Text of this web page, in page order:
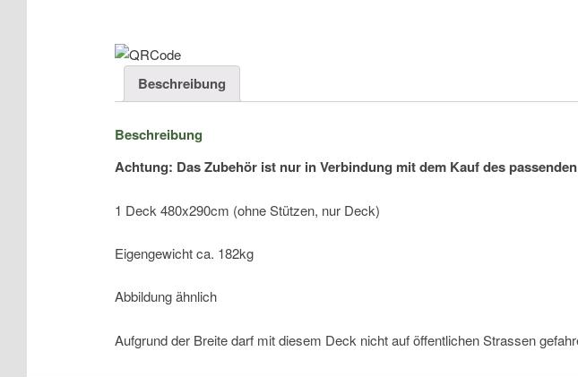
Beschreibung
Beschreibung
Achtung: Das Zubehör ist nur in Verbindung mit dem Kauf des
1 Deck 480x290cm (ohne Stützen, nur Deck)
Eigengewicht ca. 182kg
Abbildung ähnlich
Aufgrund der Breite darf mit diesem Deck nicht auf öffentlichen Strassen